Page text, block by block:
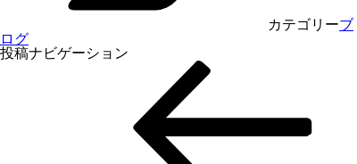
カテゴリーブ
ログ
投稿ナビゲーション